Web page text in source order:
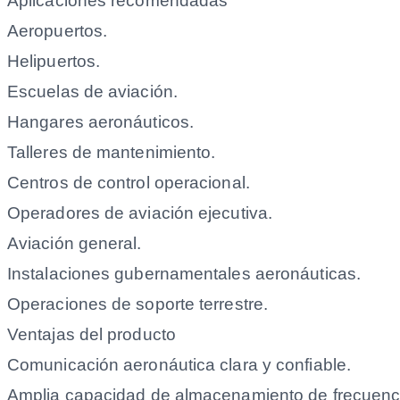
Aeropuertos.
Helipuertos.
Escuelas de aviación.
Hangares aeronáuticos.
Talleres de mantenimiento.
Centros de control operacional.
Operadores de aviación ejecutiva.
Aviación general.
Instalaciones gubernamentales aeronáuticas.
Operaciones de soporte terrestre.
Ventajas del producto
Comunicación aeronáutica clara y confiable.
Amplia capacidad de almacenamiento de